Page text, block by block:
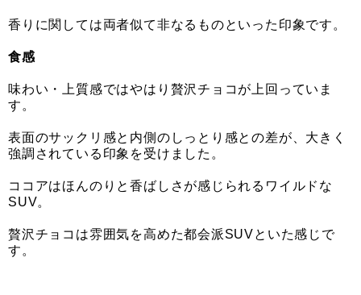
香りに関しては両者似て非なるものといった印象です。
食感
味わい・上質感ではやはり贅沢チョコが上回っていま
す。
表面のサックリ感と内側のしっとり感との差が、大きく
強調されている印象を受けました。
ココアはほんのりと香ばしさが感じられるワイルドな
SUV。
贅沢チョコは雰囲気を高めた都会派SUVといた感じで
す。